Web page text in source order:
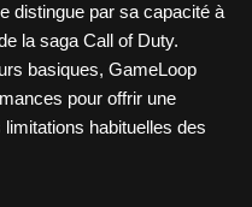
distingue par sa capacité à
la saga Call of Duty.
basiques, GameLoop
pour offrir une
habituelles des